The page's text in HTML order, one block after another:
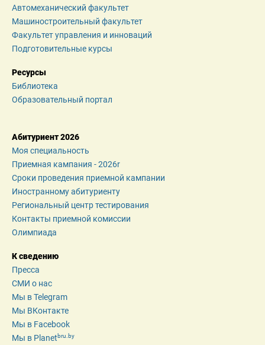
Автомеханический факультет
Машиностроительный факультет
Факультет управления и инноваций
Подготовительные курсы
Ресурсы
Библиотека
Образовательный портал
Абитуриент 2026
Моя специальность
Приемная кампания - 2026r
Сроки проведения приемной кампании
Иностранному абитуриенту
Региональный центр тестирования
Контакты приемной комиссии
Олимпиада
К сведению
Пресса
СМИ о нас
Мы в Telegram
Мы ВКонтакте
Мы в Facebook
Мы в Planetbru.by